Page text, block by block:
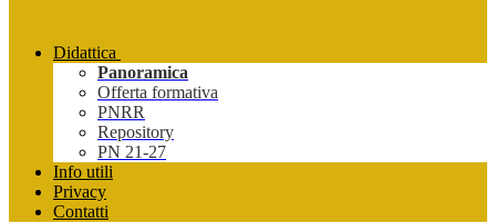
Didattica
Panoramica
Offerta formativa
PNRR
Repository
PN 21-27
Info utili
Privacy
Contatti